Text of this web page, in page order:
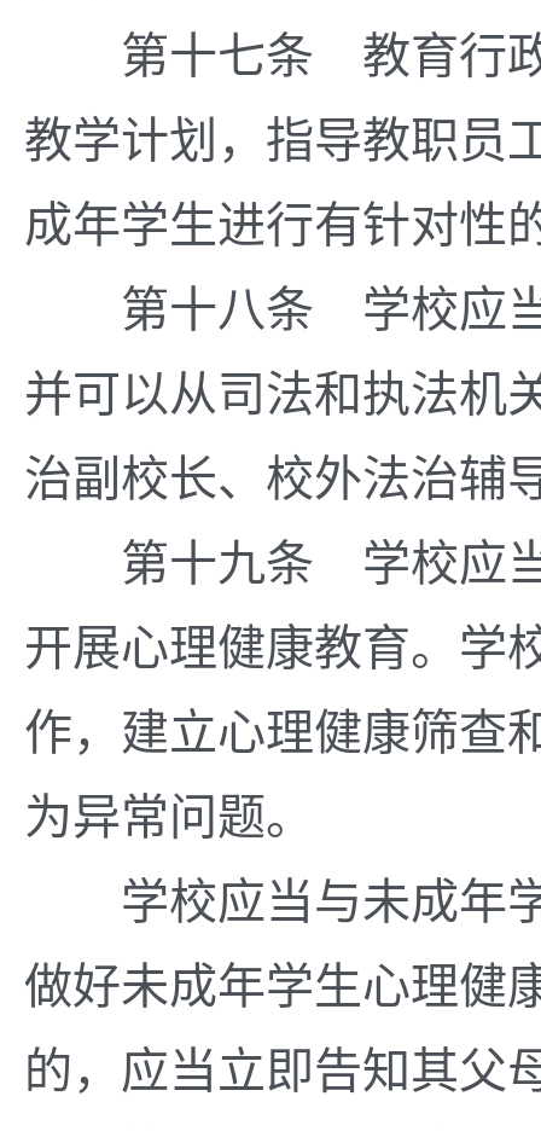
第十七条 教育行政
教学计划，指导教职员
成年学生进行有针对性
第十八条 学校应当
并可以从司法和执法机
治副校长、校外法治辅
第十九条 学校应当
开展心理健康教育。学
作，建立心理健康筛查
为异常问题。
学校应当与未成年学
做好未成年学生心理健
的，应当立即告知其父